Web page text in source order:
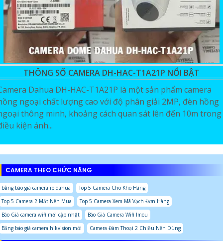
THÔNG SỐ CAMERA DH-HAC-T1A21P NỔI BẬT
Dahua DH-HAC-T1A21P là một sản phẩm camera
ngoại chất lượng cao với độ phân giải 2MP, đèn hồng
thông minh, khoảng cách quan sát lên đến 10m trong
kiện ánh...
CAMERA THEO CHỨC NĂNG
bảng báo giá camera ip dahua
Top 5 Camera Cho Kho Hàng
Top 5 Camera 2 Mắt Nên Mua
Top 5 Camera Xem Mã Vạch Đơn Hàng
Báo Giá camera wifi mới cập nhật
Báo Giá Camera Wifi Imou
Bảng báo giá camera hikvision mới
Camera Đàm Thoại 2 Chiều Nên Dùng